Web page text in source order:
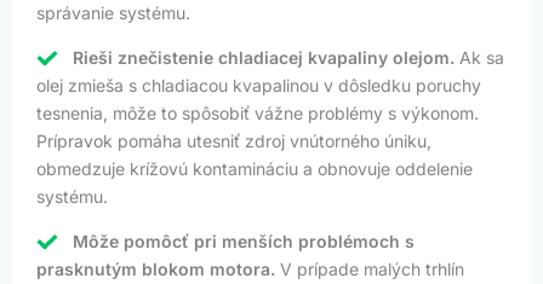
správanie systému.
Rieši znečistenie chladiacej kvapaliny olejom. Ak sa
olej zmieša s chladiacou kvapalinou v dôsledku poruchy
tesnenia, môže to spôsobiť vážne problémy s výkonom.
Prípravok pomáha utesniť zdroj vnútorného úniku,
obmedzuje krížovú kontamináciu a obnovuje oddelenie
systému.
Môže pomôcť pri menších problémoch s
prasknutým blokom motora. V prípade malých trhlín